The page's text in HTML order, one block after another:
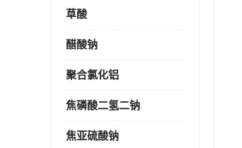
草酸
醋酸钠
聚合氯化铝
焦磷酸二氢二钠
焦亚硫酸钠